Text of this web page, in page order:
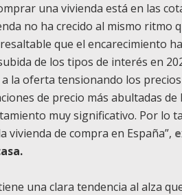
una vivienda está en las
no ha crecido al mismo ritmo
que el encarecimiento ha
de los tipos de interés en
la oferta tensionando los precios
de precio más abultadas de
muy significativo. Por lo
vivienda de compra en España”,
.
una clara tendencia al alza